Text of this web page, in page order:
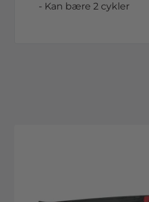
- Kan bære 2 cykler